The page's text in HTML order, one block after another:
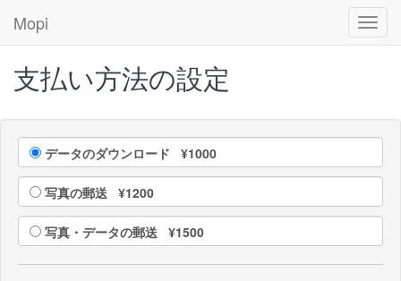
Mopi
支払い方法の設定
データのダウンロード ¥1000
写真の郵送 ¥1200
写真・データの郵送 ¥1500